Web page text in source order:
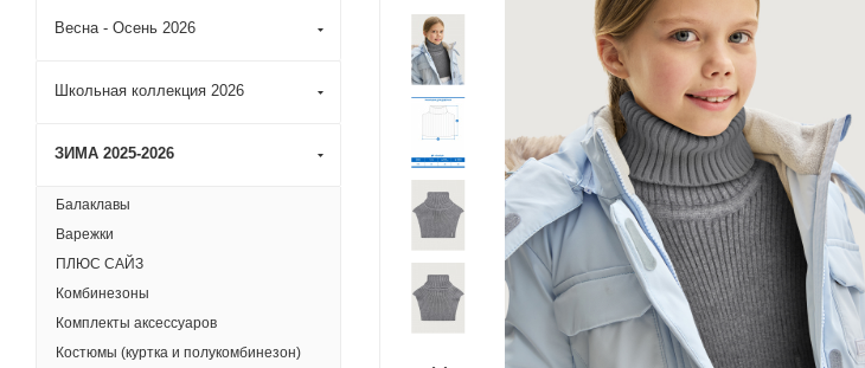
Весна - Осень 2026
Школьная коллекция 2026
ЗИМА 2025-2026
Балаклавы
Варежки
ПЛЮС САЙЗ
Комбинезоны
Комплекты аксессуаров
Костюмы (куртка и полукомбинезон)